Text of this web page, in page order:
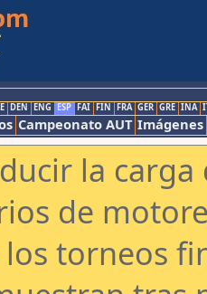
DEN ENG ESP FAI FIN FRA GER GRE INA
Campeonato AUT Imágenes
la
de
torneos